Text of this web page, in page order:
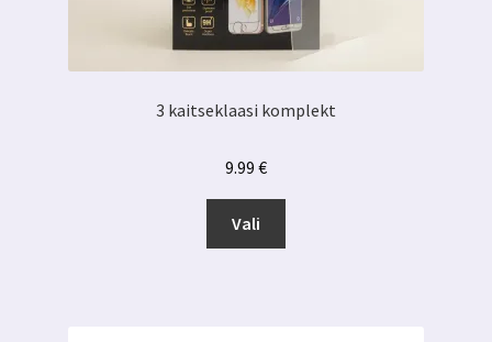
3 kaitseklaasi komplekt
9.99 €
Vali